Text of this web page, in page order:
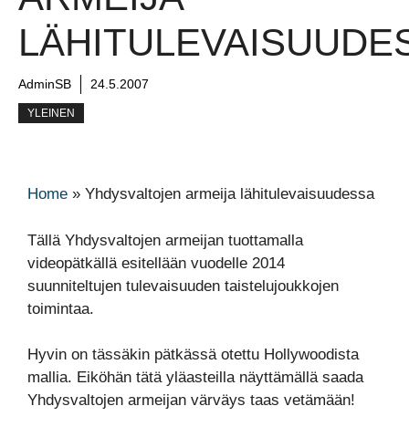
AdminSB 24.5.2007
YLEINEN
Home » Yhdysvaltojen armeija lähitulevaisuudessa
Tällä Yhdysvaltojen armeijan tuottamalla
videopätkällä esitellään vuodelle 2014
suunniteltujen tulevaisuuden taistelujoukkojen
toimintaa.
Hyvin on tässäkin pätkässä otettu Hollywoodista
mallia. Eiköhän tätä yläasteilla näyttämällä saada
Yhdysvaltojen armeijan värväys taas vetämään!